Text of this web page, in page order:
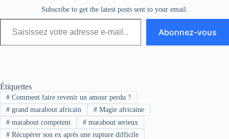
Subscribe to get the latest posts sent to your email.
Abonnez-vous
Étiquettes
#Comment faire revenir un amour perdu ?
#grand marabout africain #Magie africaine
#marabout competent #marabout serieux
#Récupérer son ex après une rupture difficile